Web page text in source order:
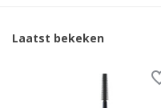
Laatst bekeken